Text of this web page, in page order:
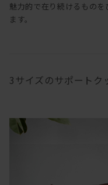
魅力的で在り続けるもの
ます。
3サイズのサポートク